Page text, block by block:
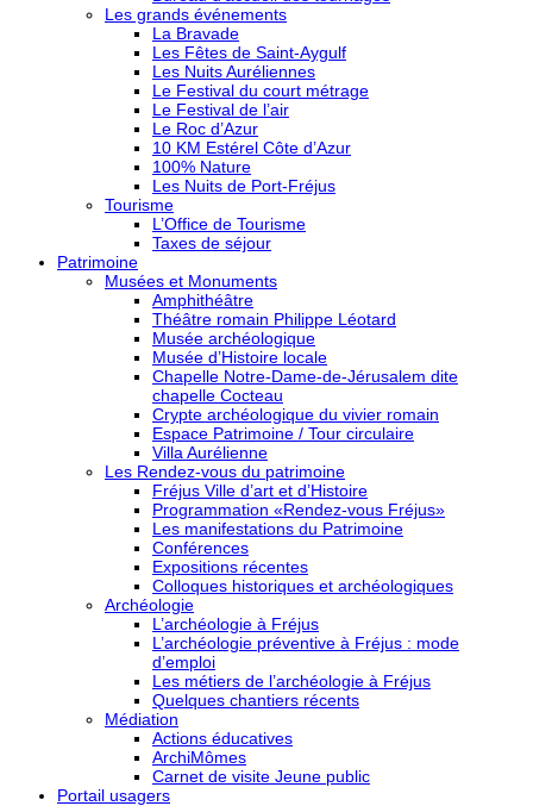
Les grands événements
La Bravade
Les Fêtes de Saint-Aygulf
Les Nuits Auréliennes
Le Festival du court métrage
Le Festival de l’air
Le Roc d’Azur
10 KM Estérel Côte d’Azur
100% Nature
Les Nuits de Port-Fréjus
Tourisme
L’Office de Tourisme
Taxes de séjour
Patrimoine
Musées et Monuments
Amphithéâtre
Théâtre romain Philippe Léotard
Musée archéologique
Musée d’Histoire locale
Chapelle Notre-Dame-de-Jérusalem dite
chapelle Cocteau
Crypte archéologique du vivier romain
Espace Patrimoine / Tour circulaire
Villa Aurélienne
Les Rendez-vous du patrimoine
Fréjus Ville d’art et d’Histoire
Programmation «Rendez-vous Fréjus»
Les manifestations du Patrimoine
Conférences
Expositions récentes
Colloques historiques et archéologiques
Archéologie
L’archéologie à Fréjus
L’archéologie préventive à Fréjus : mode
d’emploi
Les métiers de l’archéologie à Fréjus
Quelques chantiers récents
Médiation
Actions éducatives
ArchiMômes
Carnet de visite Jeune public
Portail usagers